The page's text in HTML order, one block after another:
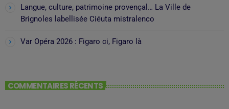
Langue, culture, patrimoine provençal… La Ville de
Brignoles labellisée Ciéuta mistralenco
Var Opéra 2026 : Figaro ci, Figaro là
COMMENTAIRES RÉCENTS